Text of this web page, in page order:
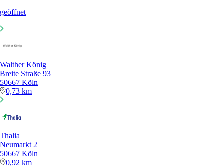
geöffnet
Walther König
Breite Straße 93
50667 Köln
0,73 km
Thalia
Neumarkt 2
50667 Köln
0,92 km